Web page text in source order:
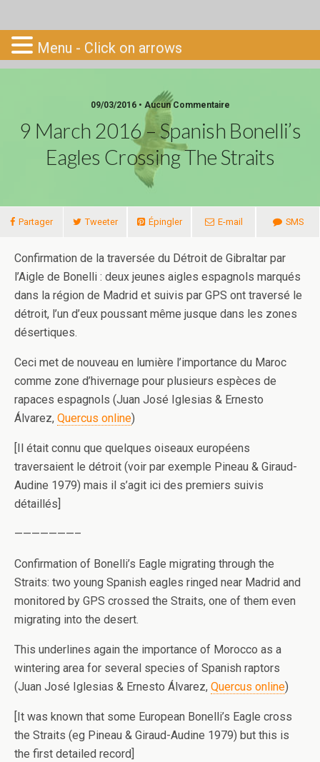
Go-South
09/03/2016 • Aucun Commentaire
9 March 2016 – Spanish Bonelli’s
Eagles Crossing The Straits
Partager Tweeter Épingler E-mail SMS
Confirmation de la traversée du Détroit de Gibraltar par
l’Aigle de Bonelli : deux jeunes aigles espagnols marqués
dans la région de Madrid et suivis par GPS ont traversé le
détroit, l’un d’eux poussant même jusque dans les zones
désertiques.
Ceci met de nouveau en lumière l’importance du Maroc
comme zone d’hivernage pour plusieurs espèces de
rapaces espagnols (Juan José Iglesias & Ernesto
Álvarez, Quercus online)
[Il était connu que quelques oiseaux européens
traversaient le détroit (voir par exemple Pineau & Giraud-
Audine 1979) mais il s’agit ici des premiers suivis
détaillés]
———————–
Confirmation of Bonelli’s Eagle migrating through the
Straits: two young Spanish eagles ringed near Madrid and
monitored by GPS crossed the Straits, one of them even
migrating into the desert.
This underlines again the importance of Morocco as a
wintering area for several species of Spanish raptors
(Juan José Iglesias & Ernesto Álvarez, Quercus online)
[It was known that some European Bonelli’s Eagle cross
the Straits (eg Pineau & Giraud-Audine 1979) but this is
the first detailed record]
Menu - Click on arrows